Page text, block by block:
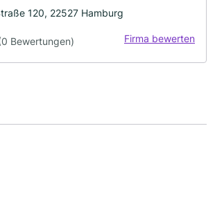
120, 22527 Hamburg
Bewertungen) Firma bewerten